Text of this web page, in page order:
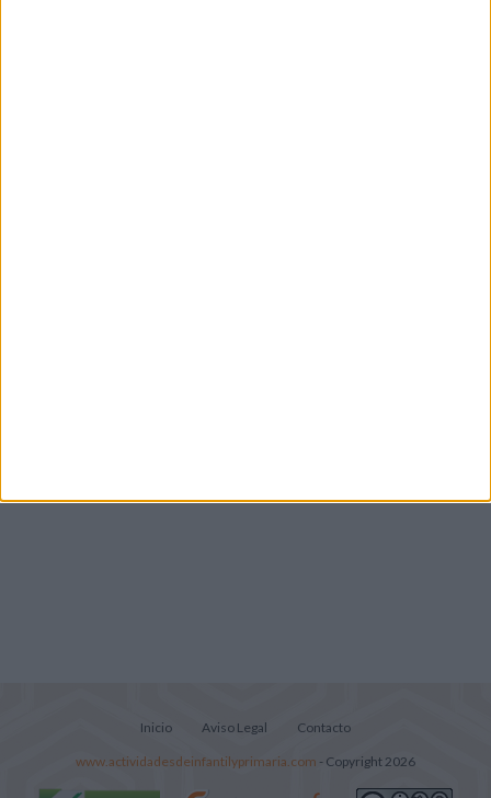
Inicio Aviso Legal Contacto
www.actividadesdeinfantilyprimaria.com - Copyright 2026